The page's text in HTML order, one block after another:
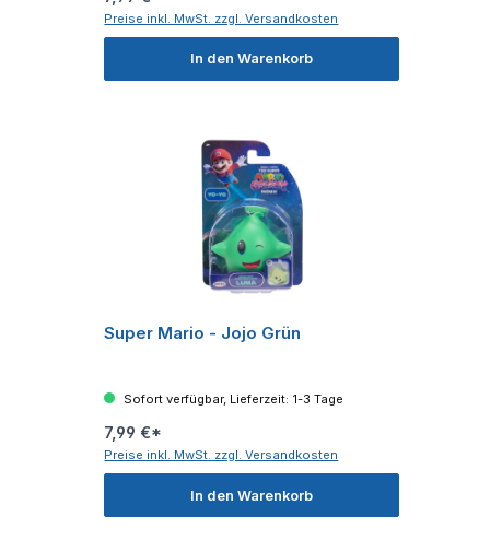
Preise inkl. MwSt. zzgl. Versandkosten
In den Warenkorb
Super Mario - Jojo Grün
Sofort verfügbar, Lieferzeit: 1-3 Tage
7,99 €*
Preise inkl. MwSt. zzgl. Versandkosten
In den Warenkorb